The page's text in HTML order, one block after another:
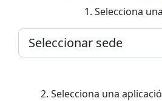
1. Selecciona
2. Selecciona una